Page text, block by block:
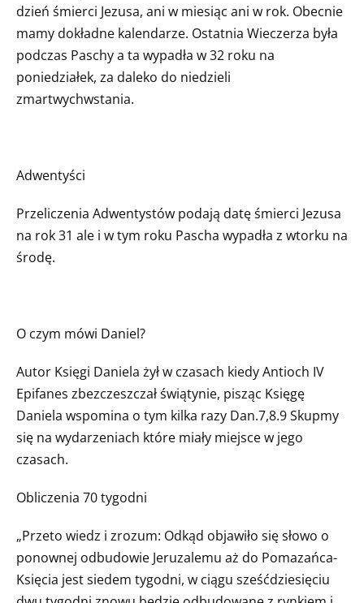
dzień śmierci Jezusa, ani w miesiąc ani w rok. Obecnie
mamy dokładne kalendarze. Ostatnia Wieczerza była
podczas Paschy a ta wypadła w 32 roku na
poniedziałek, za daleko do niedzieli
zmartwychwstania.
Adwentyści
Przeliczenia Adwentystów podają datę śmierci Jezusa
na rok 31 ale i w tym roku Pascha wypadła z wtorku na
środę.
O czym mówi Daniel?
Autor Księgi Daniela żył w czasach kiedy Antioch IV
Epifanes zbezczeszczał świątynie, pisząc Księgę
Daniela wspomina o tym kilka razy Dan.7,8.9 Skupmy
się na wydarzeniach które miały miejsce w jego
czasach.
Obliczenia 70 tygodni
„Przeto wiedz i zrozum: Odkąd objawiło się słowo o
ponownej odbudowie Jeruzalemu aż do Pomazańca-
Księcia jest siedem tygodni, w ciągu sześćdziesięciu